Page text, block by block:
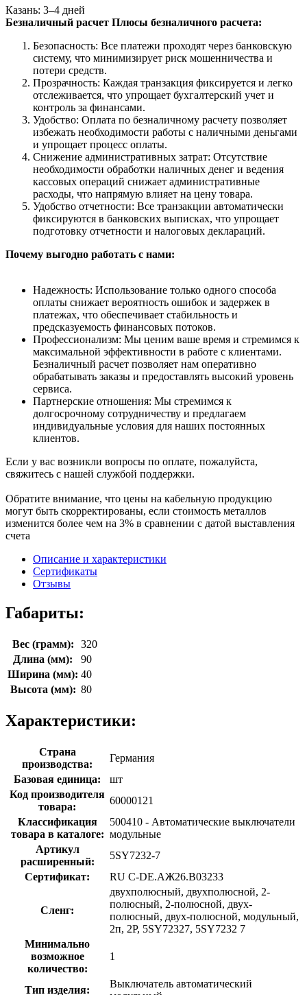
Казань: 3–4 дней
Безналичный расчет Плюсы безналичного расчета:
Безопасность: Все платежи проходят через банковскую
систему, что минимизирует риск мошенничества и
потери средств.
Прозрачность: Каждая транзакция фиксируется и легко
отслеживается, что упрощает бухгалтерский учет и
контроль за финансами.
Удобство: Оплата по безналичному расчету позволяет
избежать необходимости работы с наличными деньгами
и упрощает процесс оплаты.
Снижение административных затрат: Отсутствие
необходимости обработки наличных денег и ведения
кассовых операций снижает административные
расходы, что напрямую влияет на цену товара.
Удобство отчетности: Все транзакции автоматически
фиксируются в банковских выписках, что упрощает
подготовку отчетности и налоговых деклараций.
Почему выгодно работать с нами:
Надежность: Использование только одного способа
оплаты снижает вероятность ошибок и задержек в
платежах, что обеспечивает стабильность и
предсказуемость финансовых потоков.
Профессионализм: Мы ценим ваше время и стремимся к
максимальной эффективности в работе с клиентами.
Безналичный расчет позволяет нам оперативно
обрабатывать заказы и предоставлять высокий уровень
сервиса.
Партнерские отношения: Мы стремимся к
долгосрочному сотрудничеству и предлагаем
индивидуальные условия для наших постоянных
клиентов.
Если у вас возникли вопросы по оплате, пожалуйста,
свяжитесь с нашей службой поддержки.
Обратите внимание, что цены на кабельную продукцию
могут быть скорректированы, если стоимость металлов
изменится более чем на 3% в сравнении с датой выставления
счета
Описание и характеристики
Сертификаты
Отзывы
Габариты:
Вес (грамм):
320
Длина (мм):
90
Ширина (мм): 40
Высота (мм): 80
Характеристики:
Страна
производства:
Германия
Базовая единица:
шт
Код производителя
товара:
60000121
Классификация
товара в каталоге:
500410 - Автоматические выключатели
модульные
Артикул
расширенный:
5SY7232-7
Сертификат:
RU C-DE.АЖ26.B03233
Сленг:
двухполюсный, двухполюсной, 2-
полюсный, 2-полюсной, двух-
полюсный, двух-полюсной, модульный,
2п, 2P, 5SY72327, 5SY7232 7
Минимально
возможное
количество:
1
Тип изделия:
Выключатель автоматический